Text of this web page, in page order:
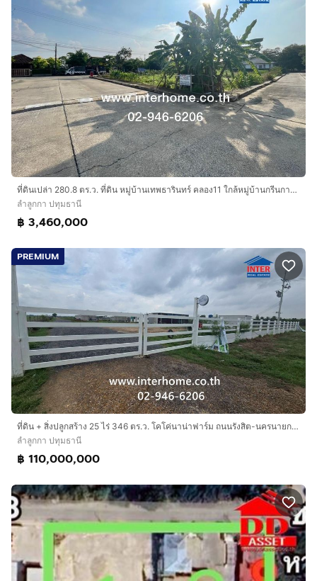
ที่ดินเปล่า 280.8 ตร.ว. ที่ดิน หมู่บ้านเทพธารินทร์ คลอง11 ใกล้หมู่บ้านกรีนการ์เดนท์โฮม คลอง11 ถนนรังสิต-นครนายก ถนนลำลูกกา ลำลูกกา ปทุมธานี
ลำลูกกา ปทุมธานี
฿ 3,460,000
PREMIUM
ที่ดิน + สิ่งปลูกสร้าง 25 ไร่ 346 ตร.ว. โคโค่นาน่าฟาร์ม ถนนรังสิต-นครนายก ถนนทางหลวงชนบท ปท.3019 (คลอง 10) ลำลูกกา ปทุมธานี
ลำลูกกา ปทุมธานี
฿ 110,000,000